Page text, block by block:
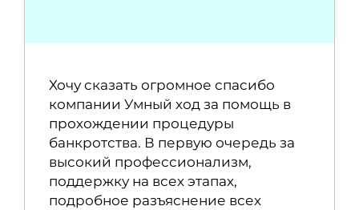
Хочу сказать огромное спасибо
компании Умный ход за помощь в
прохождении процедуры
банкротства. В первую очередь за
высокий профессионализм,
поддержку на всех этапах,
подробное разъяснение всех